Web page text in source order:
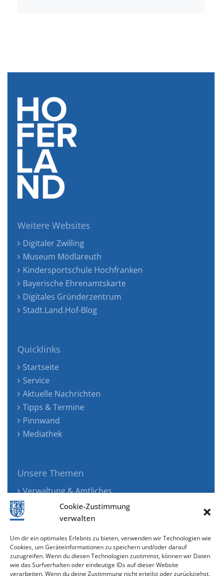
Cookie-Zustimmung
verwalten
Um dir ein optimales Erlebnis zu bieten, verwenden wir Technologien wie
Cookies, um Geräteinformationen zu speichern und/oder darauf
zuzugreifen. Wenn du diesen Technologien zustimmst, können wir Daten
wie das Surfverhalten oder eindeutige IDs auf dieser Website
verarbeiten. Wenn du deine Zustimmung nicht erteilst oder zurückziehst,
Weitere Websites
Digitaler Zwilling
Museum Mödlareuth
Kindersportschule Hochfranken
Bayerische Ehrenamtskarte
Digitales Gründerzentrum
Stadt.Land.Hof-Blog
Quicklinks
Startseite
Service
Aktuelle Nachrichten
Tipps & Termine
Pinnwand
Mediathek
Unsere Themen
Verwaltung & Amtliches
Jugend, Familie & Gesundheit
Tourismus, Freizeit & Ökologie
Wirtschaft & Verkehr
Senioren & Inklusion